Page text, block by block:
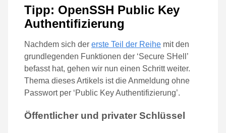
Tipp: OpenSSH Public Key
Authentifizierung
Nachdem sich der erste Teil der Reihe mit den
grundlegenden Funktionen der ‘Secure SHell’
befasst hat, gehen wir nun einen Schritt weiter.
Thema dieses Artikels ist die Anmeldung ohne
Passwort per ‘Public Key Authentifizierung’.
Öffentlicher und privater Schlüssel